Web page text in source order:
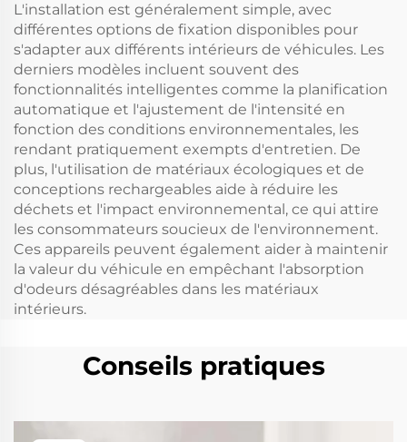
L'installation est généralement simple, avec
différentes options de fixation disponibles pour
s'adapter aux différents intérieurs de véhicules. Les
derniers modèles incluent souvent des
fonctionnalités intelligentes comme la planification
automatique et l'ajustement de l'intensité en
fonction des conditions environnementales, les
rendant pratiquement exempts d'entretien. De
plus, l'utilisation de matériaux écologiques et de
conceptions rechargeables aide à réduire les
déchets et l'impact environnemental, ce qui attire
les consommateurs soucieux de l'environnement.
Ces appareils peuvent également aider à maintenir
la valeur du véhicule en empêchant l'absorption
d'odeurs désagréables dans les matériaux
intérieurs.
Conseils pratiques